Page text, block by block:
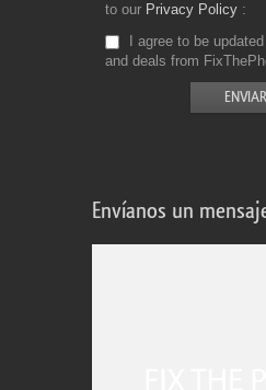
to our Privacy Policy
I agree to be
and deals from
Envíanos un